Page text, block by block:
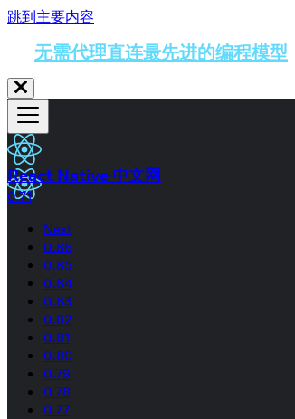
跳到主要内容
无需代理直连最先进的编程模型
React Native 中文网
0.71
Next
0.86
0.85
0.84
0.83
0.82
0.81
0.80
0.79
0.78
0.77